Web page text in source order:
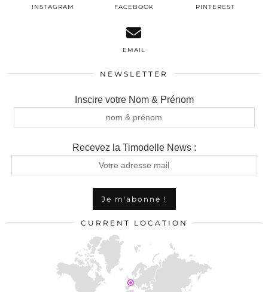
INSTAGRAM FACEBOOK PINTEREST
EMAIL
NEWSLETTER
Inscire votre Nom & Prénom
Recevez la Timodelle News :
CURRENT LOCATION